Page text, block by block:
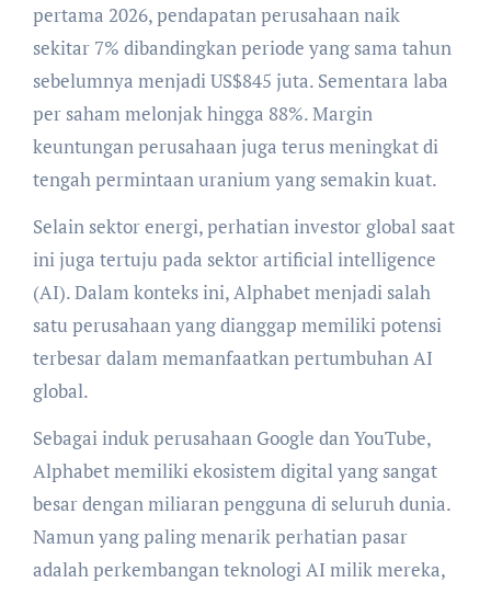
pertama 2026, pendapatan perusahaan naik
sekitar 7% dibandingkan periode yang sama tahun
sebelumnya menjadi US$845 juta. Sementara laba
per saham melonjak hingga 88%. Margin
keuntungan perusahaan juga terus meningkat di
tengah permintaan uranium yang semakin kuat.
Selain sektor energi, perhatian investor global saat
ini juga tertuju pada sektor artificial intelligence
(AI). Dalam konteks ini, Alphabet menjadi salah
satu perusahaan yang dianggap memiliki potensi
terbesar dalam memanfaatkan pertumbuhan AI
global.
Sebagai induk perusahaan Google dan YouTube,
Alphabet memiliki ekosistem digital yang sangat
besar dengan miliaran pengguna di seluruh dunia.
Namun yang paling menarik perhatian pasar
adalah perkembangan teknologi AI milik mereka,